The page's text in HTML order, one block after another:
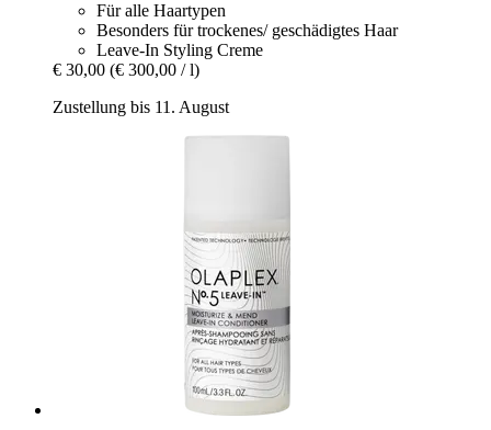
Für alle Haartypen
Besonders für trockenes/ geschädigtes Haar
Leave-In Styling Creme
€ 30,00 (€ 300,00 / l)
Zustellung bis 11. August